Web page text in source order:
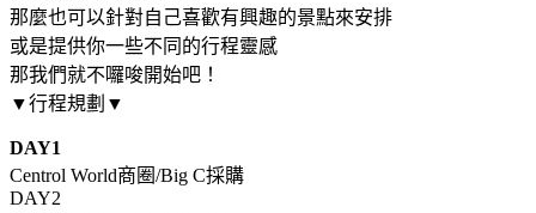
那麼也可以針對自己喜歡有興趣的景點來安排
或是提供你一些不同的行程靈感
那我們就不囉唆開始吧！
▼行程規劃▼
DAY1
Centrol World商圈/Big C採購
DAY2